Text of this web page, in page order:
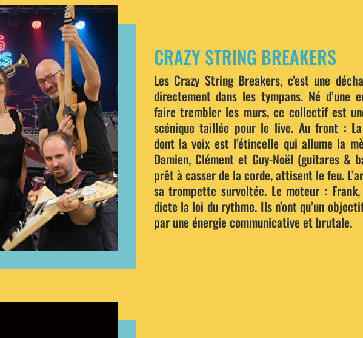
CRAZY STRING BREAKERS
Les Crazy String Breakers, c’est une
directement dans les tympans. Né d’une
faire trembler les murs, ce collectif est
scénique taillée pour le live. Au front :
dont la voix est l’étincelle qui allume la
Damien, Clément et Guy-Noël (guitares &
prêt à casser de la corde, attisent le feu.
sa trompette survoltée. Le moteur :
dicte la loi du rythme. Ils n’ont qu’un
par une énergie communicative et brutale.